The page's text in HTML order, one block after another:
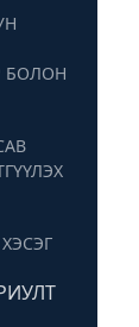
БОЛОН